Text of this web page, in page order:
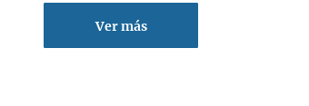
Ver más